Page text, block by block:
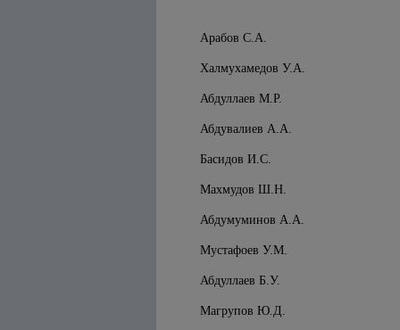
Арабов С.А.
Халмухамедов У.А.
Абдуллаев М.Р.
Абдувалиев А.А.
Басидов И.С.
Махмудов Ш.Н.
Абдумуминов А.А.
Мустафоев У.М.
Абдуллаев Б.У.
Магрупов Ю.Д.